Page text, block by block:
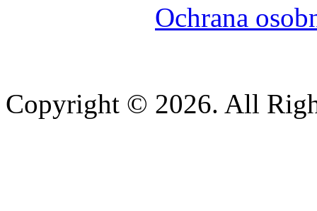
Ochrana
Copyright © 2026. All